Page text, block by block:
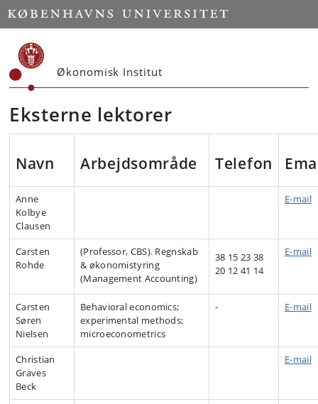
Start
Økonomisk Institut
Eksterne lektorer
Navn Arbejdsområde Telefon
Anne
Kolbye
Clausen
E-mail
Carsten
Rohde
(Professor, CBS). Regnskab
& økonomistyring
(Management Accounting)
38 15 23 38
20 12 41 14
E-mail
Carsten
Søren
Nielsen
Behavioral economics;
experimental methods;
microeconometrics
- E-mail
Christian
Graves
Beck
E-mail